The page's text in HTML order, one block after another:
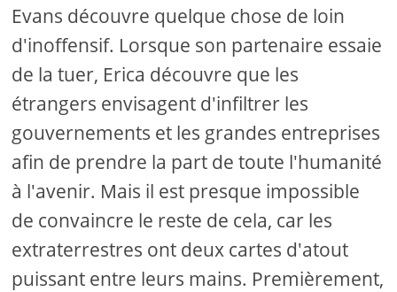
Evans découvre quelque chose de loin
d'inoffensif. Lorsque son partenaire essaie
de la tuer, Erica découvre que les
étrangers envisagent d'infiltrer les
gouvernements et les grandes entreprises
afin de prendre la part de toute l'humanité
à l'avenir. Mais il est presque impossible
de convaincre le reste de cela, car les
extraterrestres ont deux cartes d'atout
puissant entre leurs mains. Premièrement,